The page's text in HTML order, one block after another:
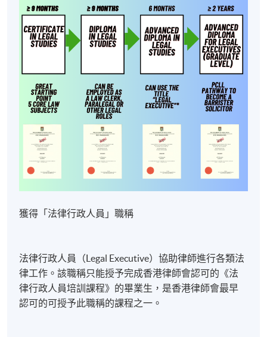
獲得「法律行政人員」職稱
法律行政人員（Legal Executive）協助律師進行各類法
律工作。該職稱只能授予完成香港律師會認可的《法
律行政人員培訓課程》的畢業生，是香港律師會最早
認可的可授予此職稱的課程之一。